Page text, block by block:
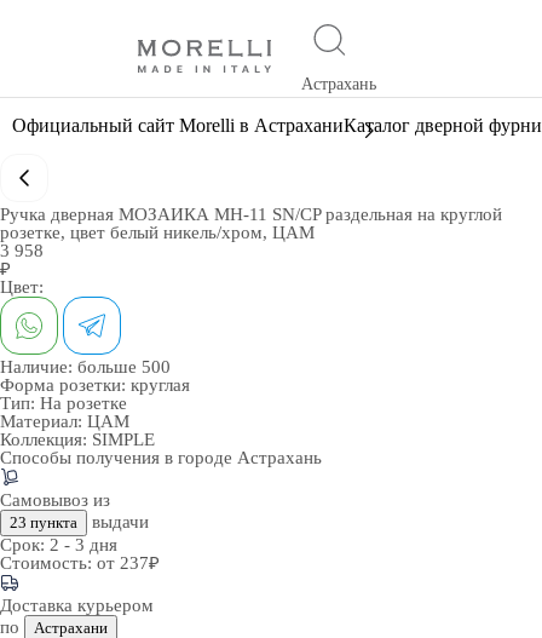
Астрахань
Официальный сайт Morelli в АстраханиКаталог дверной
Ручка дверная МОЗАИКА MH-11 SN/CP раздельная на круглой
розетке, цвет белый никель/хром, ЦАМ
3 958
₽
Цвет:
Наличие: больше 500
Форма розетки: круглая
Тип: На розетке
Материал: ЦАМ
Коллекция: SIMPLE
Способы получения в городе Астрахань
Самовывоз из
23 пункта
выдачи
Срок: 2 - 3 дня
Стоимость: от 237₽
Доставка курьером
по
Астрахани